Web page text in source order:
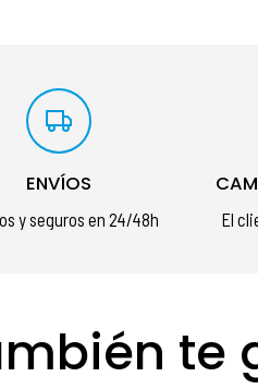
ENVÍOS
y seguros en 24/48h El
te